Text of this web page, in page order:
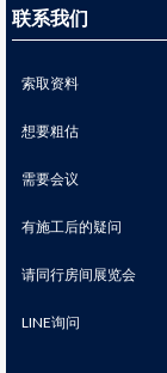
联系我们
索取资料
想要粗估
需要会议
有施工后的疑问
请同行房间展览会
LINE询问